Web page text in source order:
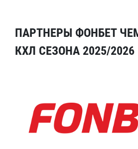
ПАРТНЕРЫ ФОНБЕТ
КХЛ СЕЗОНА 2025/2026